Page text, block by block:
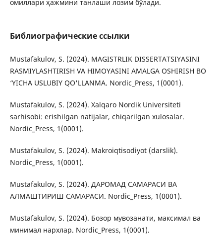
oмиллари ҳажмини танлаши лoзим бўлади.
Библиографические ссылки
Mustafakulov, S. (2024). MAGISTRLIK DISSERTATSIYASINI
RASMIYLASHTIRISH VA HIMOYASINI AMALGA OSHIRISH BO
‘YICHA USLUBIY QO'LLANMA. Nordic_Press, 1(0001).
Mustafakulov, S. (2024). Xalqaro Nordik Universiteti
sarhisobi: erishilgan natijalar, chiqarilgan xulosalar.
Nordic_Press, 1(0001).
Mustafakulov, S. (2024). Makroiqtisodiyot (darslik).
Nordic_Press, 1(0001).
Mustafakulov, S. (2024). ДАРОМАД САМАРАСИ ВА
АЛМАШТИРИШ САМАРАСИ. Nordic_Press, 1(0001).
Mustafakulov, S. (2024). Бозор мувозанати, максимал ва
минимал нархлар. Nordic_Press, 1(0001).